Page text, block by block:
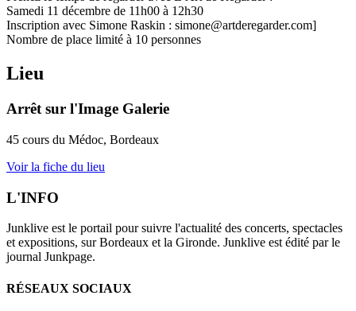
Samedi 11 décembre de 11h00 à 12h30
Inscription avec Simone Raskin : simone@artderegarder.com]
Nombre de place limité à 10 personnes
Lieu
Arrêt sur l'Image Galerie
45 cours du Médoc, Bordeaux
Voir la fiche du lieu
L'INFO
Junklive est le portail pour suivre l'actualité des concerts, spectacles
et expositions, sur Bordeaux et la Gironde. Junklive est édité par le
journal Junkpage.
RÉSEAUX SOCIAUX